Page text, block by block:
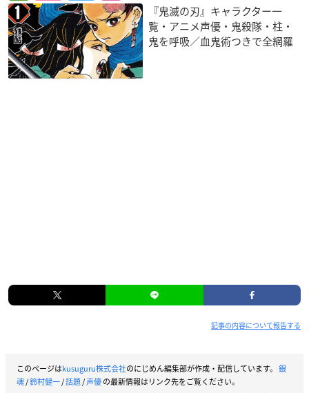
『鬼滅の刃』キャラクター一
覧・アニメ声優・鬼殺隊・柱・
鬼を呼吸／血鬼術つきで全網羅
記事の内容について報告する
このページはkusuguru株式会社のにじめん編集部が作成・配信しています。 銀
魂/鈴村健一/話題/声優の最新情報はリンク先をご覧ください。